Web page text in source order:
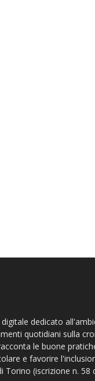
dedicato
quotidiani sulla
le buone
e favorire
(iscrizione n. 58